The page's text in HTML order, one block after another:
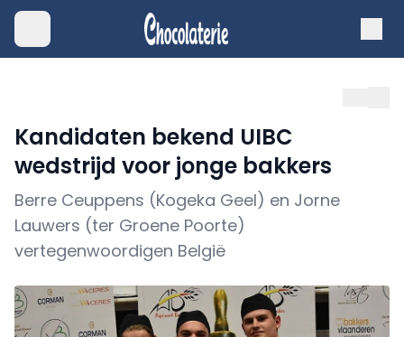
Kandidaten bekend UIBC
wedstrijd voor jonge bakkers
Berre Ceuppens (Kogeka Geel) en Jorne
Lauwers (ter Groene Poorte)
vertegenwoordigen België